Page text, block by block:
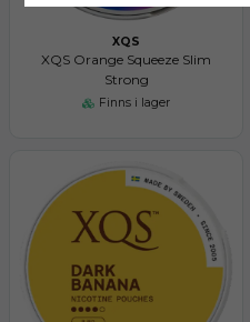
XQS
XQS Orange Squeeze Slim
Strong
Finns i lager